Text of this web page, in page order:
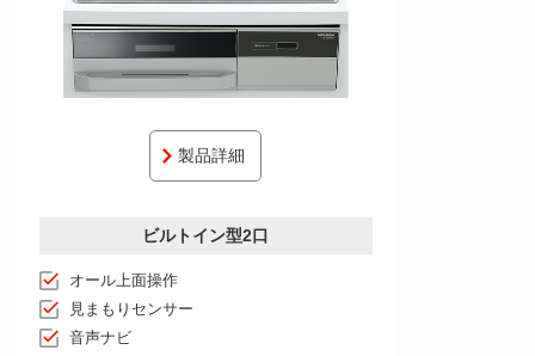
製品詳細
ビルトイン型2口
オール上面操作
見まもりセンサー
音声ナビ